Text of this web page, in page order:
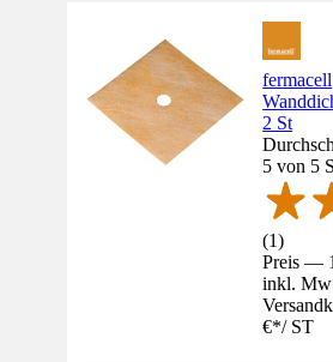
fermacell
2 St
5 von 5
(1)
Preis —
inkl.
€*/ ST